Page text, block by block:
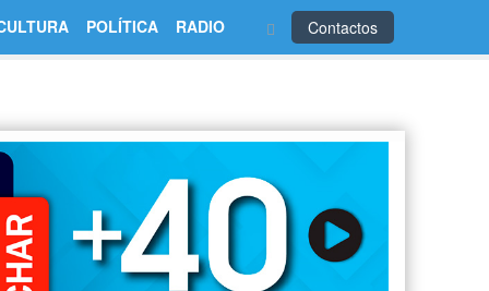
Contactos
POLÍTICA RADIO